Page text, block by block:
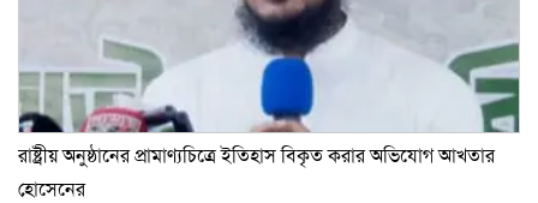
রাষ্ট্রীয় অনুষ্ঠানের প্রামাণ্যচিত্রে ইতিহাস বিকৃত করার অভিযোগ আখতার
হোসেনের